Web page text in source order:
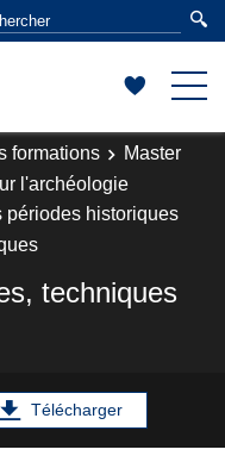
formations
Master
l'archéologie
périodes historiques
techniques
Télécharger